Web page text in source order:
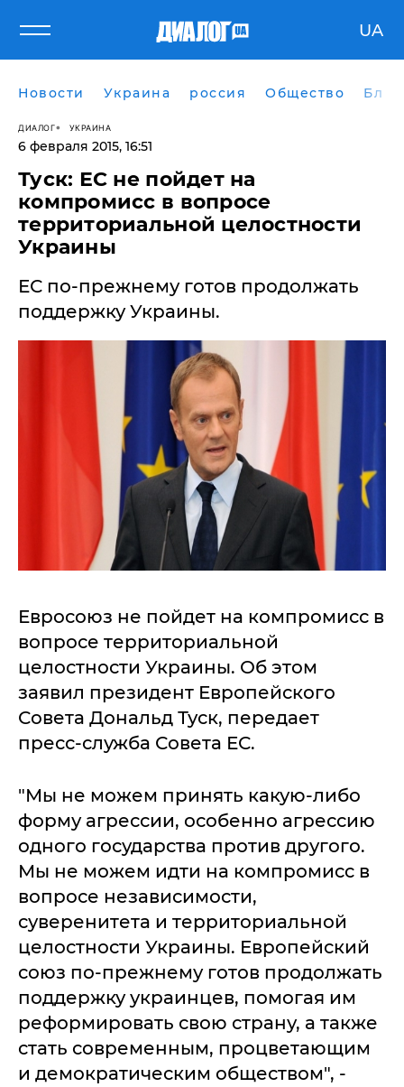
UA
Новости Украина россия Общество
ДИАЛОГ УКРАИНА
6 февраля 2015, 16:51
Туск: ЕС не пойдет на
компромисс в вопросе
территориальной целостности
Украины
ЕС по-прежнему готов продолжать
поддержку Украины.
Евросоюз не пойдет на компромисс в
вопросе территориальной
целостности Украины. Об этом
заявил президент Европейского
Совета Дональд Туск, передает
пресс-служба Совета ЕС.
"Мы не можем принять какую-либо
форму агрессии, особенно агрессию
одного государства против другого.
Мы не можем идти на компромисс в
вопросе независимости,
суверенитета и территориальной
целостности Украины. Европейский
союз по-прежнему готов продолжать
поддержку украинцев, помогая им
реформировать свою страну, а также
стать современным, процветающим
и демократическим обществом", -